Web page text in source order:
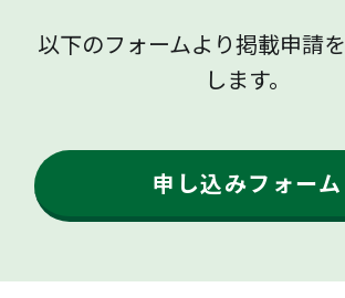
以下のフォームより掲載申請
します。
申し込みフォーム